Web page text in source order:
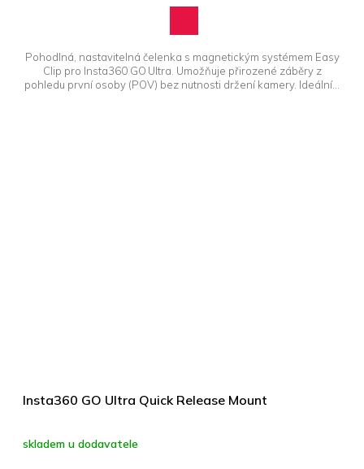
Pohodlná, nastavitelná čelenka s magnetickým systémem Easy
Clip pro Insta360 GO Ultra. Umožňuje přirozené záběry z
pohledu první osoby (POV) bez nutnosti držení kamery. Ideální...
Insta360 GO Ultra Quick Release Mount
skladem u dodavatele